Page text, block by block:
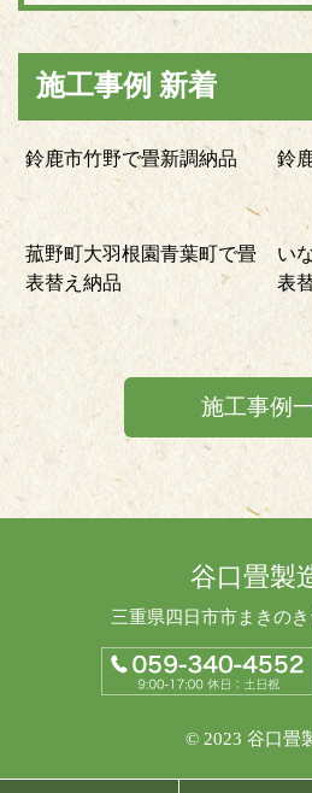
施工事例 新着
鈴鹿市竹野で畳新調納品 鈴
菰野町大羽根園青葉町で畳
表替え納品
い
表
施工事例
谷口畳製
三重県四日市市まきの
© 2023 谷口畳